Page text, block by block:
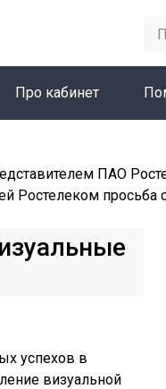
Про кабинет
ПАО
Ростелеком просьба
успехов в
визуальной